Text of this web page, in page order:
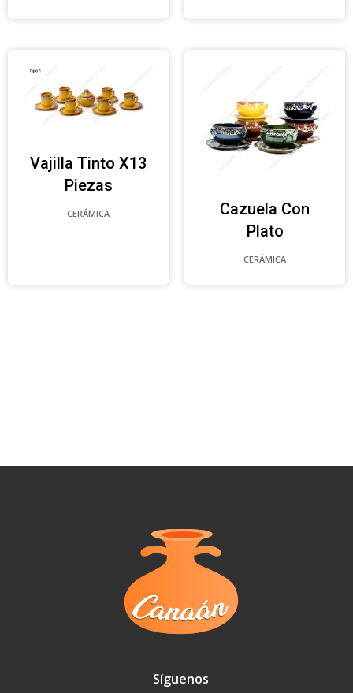
Vajilla Tinto X13
Piezas
CERÁMICA
Cazuela Con
Plato
CERÁMICA
Síguenos